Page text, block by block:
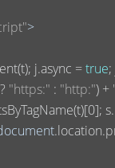
>
j.async = true
"https:" : "http:") +
0];